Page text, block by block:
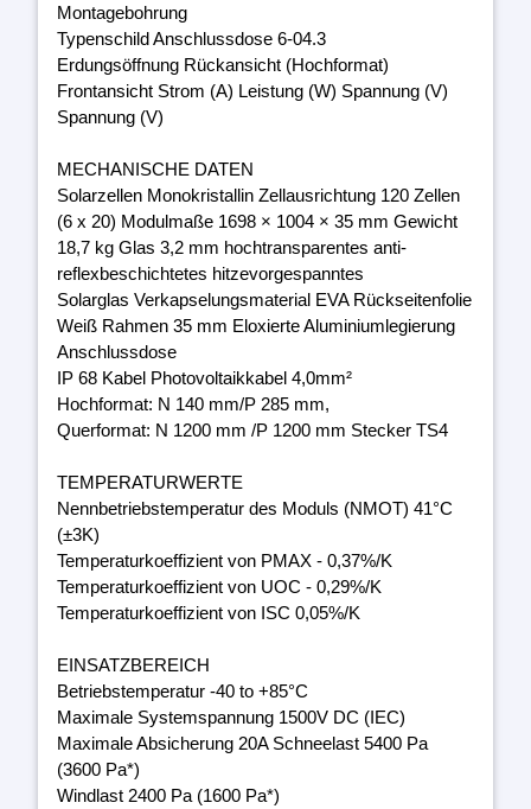
Montagebohrung
Typenschild Anschlussdose 6-04.3
Erdungsöffnung Rückansicht (Hochformat)
Frontansicht Strom (A) Leistung (W) Spannung (V)
Spannung (V)
MECHANISCHE DATEN
Solarzellen Monokristallin Zellausrichtung 120 Zellen
(6 x 20) Modulmaße 1698 × 1004 × 35 mm Gewicht
18,7 kg Glas 3,2 mm hochtransparentes anti-
reflexbeschichtetes hitzevorgespanntes
Solarglas Verkapselungsmaterial EVA Rückseitenfolie
Weiß Rahmen 35 mm Eloxierte Aluminiumlegierung
Anschlussdose
IP 68 Kabel Photovoltaikkabel 4,0mm²
Hochformat: N 140 mm/P 285 mm,
Querformat: N 1200 mm /P 1200 mm Stecker TS4
TEMPERATURWERTE
Nennbetriebstemperatur des Moduls (NMOT) 41°C
(±3K)
Temperaturkoeffizient von PMAX - 0,37%/K
Temperaturkoeffizient von UOC - 0,29%/K
Temperaturkoeffizient von ISC 0,05%/K
EINSATZBEREICH
Betriebstemperatur -40 to +85°C
Maximale Systemspannung 1500V DC (IEC)
Maximale Absicherung 20A Schneelast 5400 Pa
(3600 Pa*)
Windlast 2400 Pa (1600 Pa*)